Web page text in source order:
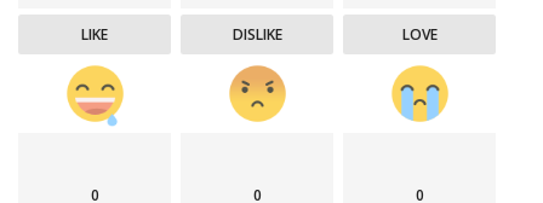
LIKE DISLIKE LOVE
0 0 0